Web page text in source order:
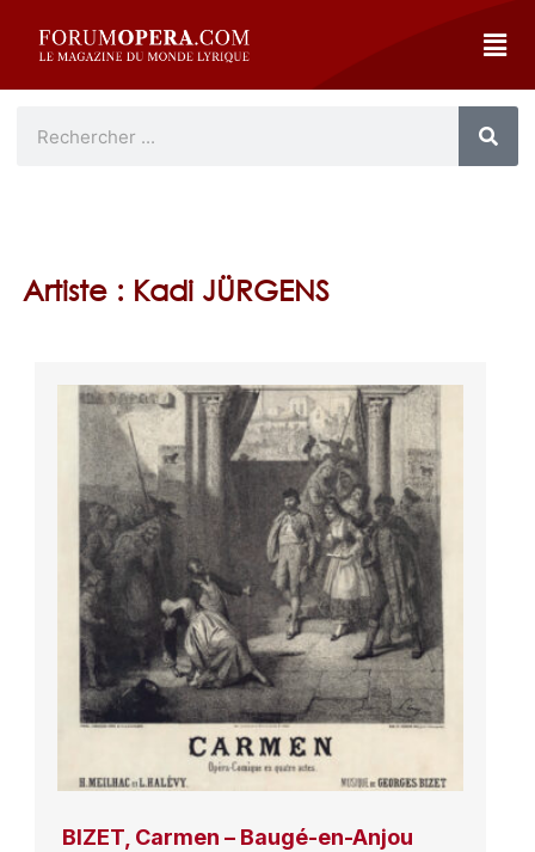
Artiste : Kadi JÜRGENS
BIZET, Carmen – Baugé-en-Anjou